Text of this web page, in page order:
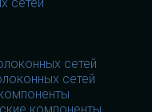
сетей
сетей